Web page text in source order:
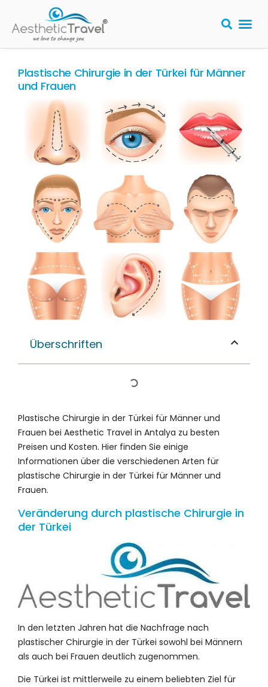
Plastische Chirurgie in der Türkei für Männer
und Frauen
Überschriften
Plastische Chirurgie in der Türkei für Männer und
Frauen bei Aesthetic Travel in Antalya zu besten
Preisen und Kosten. Hier finden Sie einige
Informationen über die verschiedenen Arten für
plastische Chirurgie in der Türkei für Männer und
Frauen.
Veränderung durch plastische Chirurgie in
der Türkei
In den letzten Jahren hat die Nachfrage nach
plastischer Chirurgie in der Türkei sowohl bei Männern
als auch bei Frauen deutlich zugenommen.
Die Türkei ist mittlerweile zu einem beliebten Ziel für